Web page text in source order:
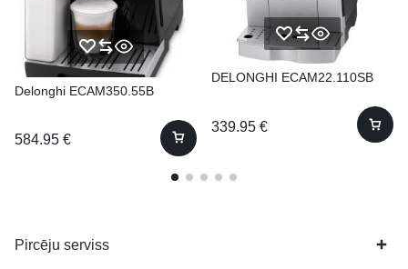
Delonghi ECAM350.55B
584.95 €
DELONGHI ECAM22.110SB
339.95 €
Pircēju serviss